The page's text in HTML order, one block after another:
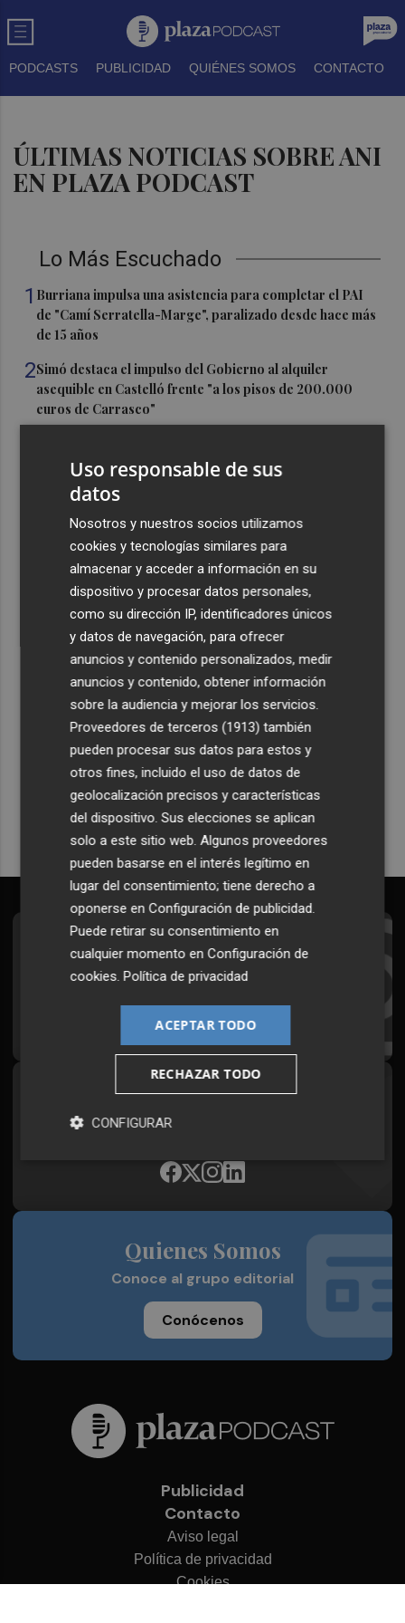
PODCASTS PUBLICIDAD QUIÉNES SOMOS CONTACTO
ÚLTIMAS NOTICIAS SOBRE ANI
EN PLAZA PODCAST
Lo Más Escuchado
1 Burriana impulsa una asistencia para completar el PAI
de "Camí Serratella-Marge", paralizado desde hace más
de 15 años
2Simó destaca el impulso del Gobierno al alquiler
asequible en Castelló frente "a los pisos de 200.000
euros de Carrasco"
obras de reforma de la tenencia de alcaldía sur
Castelló acelera el montaje de la infraestructura en las
playas y el Planetari del eclipse para convertirlo en "un
evento histórico"
Ruegan precaución con el baño en 13 playas de Águilas,
Cartagena, Calnegre y San Javier
Recibe toda la actualidad de
Plaza Podcast en tu correo
Quiero suscribirme
Suscríbete al Boletín
Todos los días a primera hora en tu email
¡Quiero suscribirme!
Síguenos en redes
Plaza Podcast, desde cualquier medio
Quienes Somos
Conoce al grupo editorial
Conócenos
Publicidad
Contacto
Aviso legal
Política de privacidad
Cookies
Uso responsable de sus
datos
Nosotros y nuestros socios utilizamos
cookies y tecnologías similares para
almacenar y acceder a información en su
dispositivo y procesar datos personales,
como su dirección IP, identificadores únicos
y datos de navegación, para ofrecer
anuncios y contenido personalizados, medir
anuncios y contenido, obtener información
sobre la audiencia y mejorar los servicios.
Proveedores de terceros (1913) también
pueden procesar sus datos para estos y
otros fines, incluido el uso de datos de
geolocalización precisos y características
del dispositivo. Sus elecciones se aplican
solo a este sitio web. Algunos proveedores
pueden basarse en el interés legítimo en
lugar del consentimiento; tiene derecho a
oponerse enConfiguración de publicidad
Puede retirar su consentimiento en
cualquier momento enConfiguración de
cookies .Política de privacidad
ACEPTAR TODO
RECHAZAR TODO
CONFIGURAR